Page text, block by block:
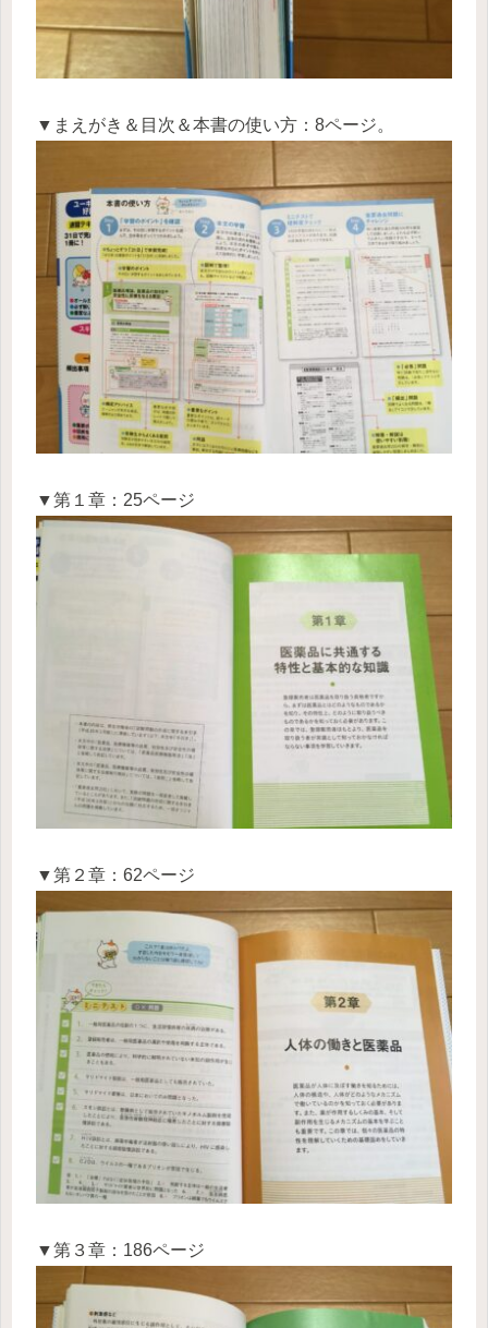
▼まえがき＆目次＆本書の使い方：8ページ。
▼第１章：25ページ
▼第２章：62ページ
▼第３章：186ページ